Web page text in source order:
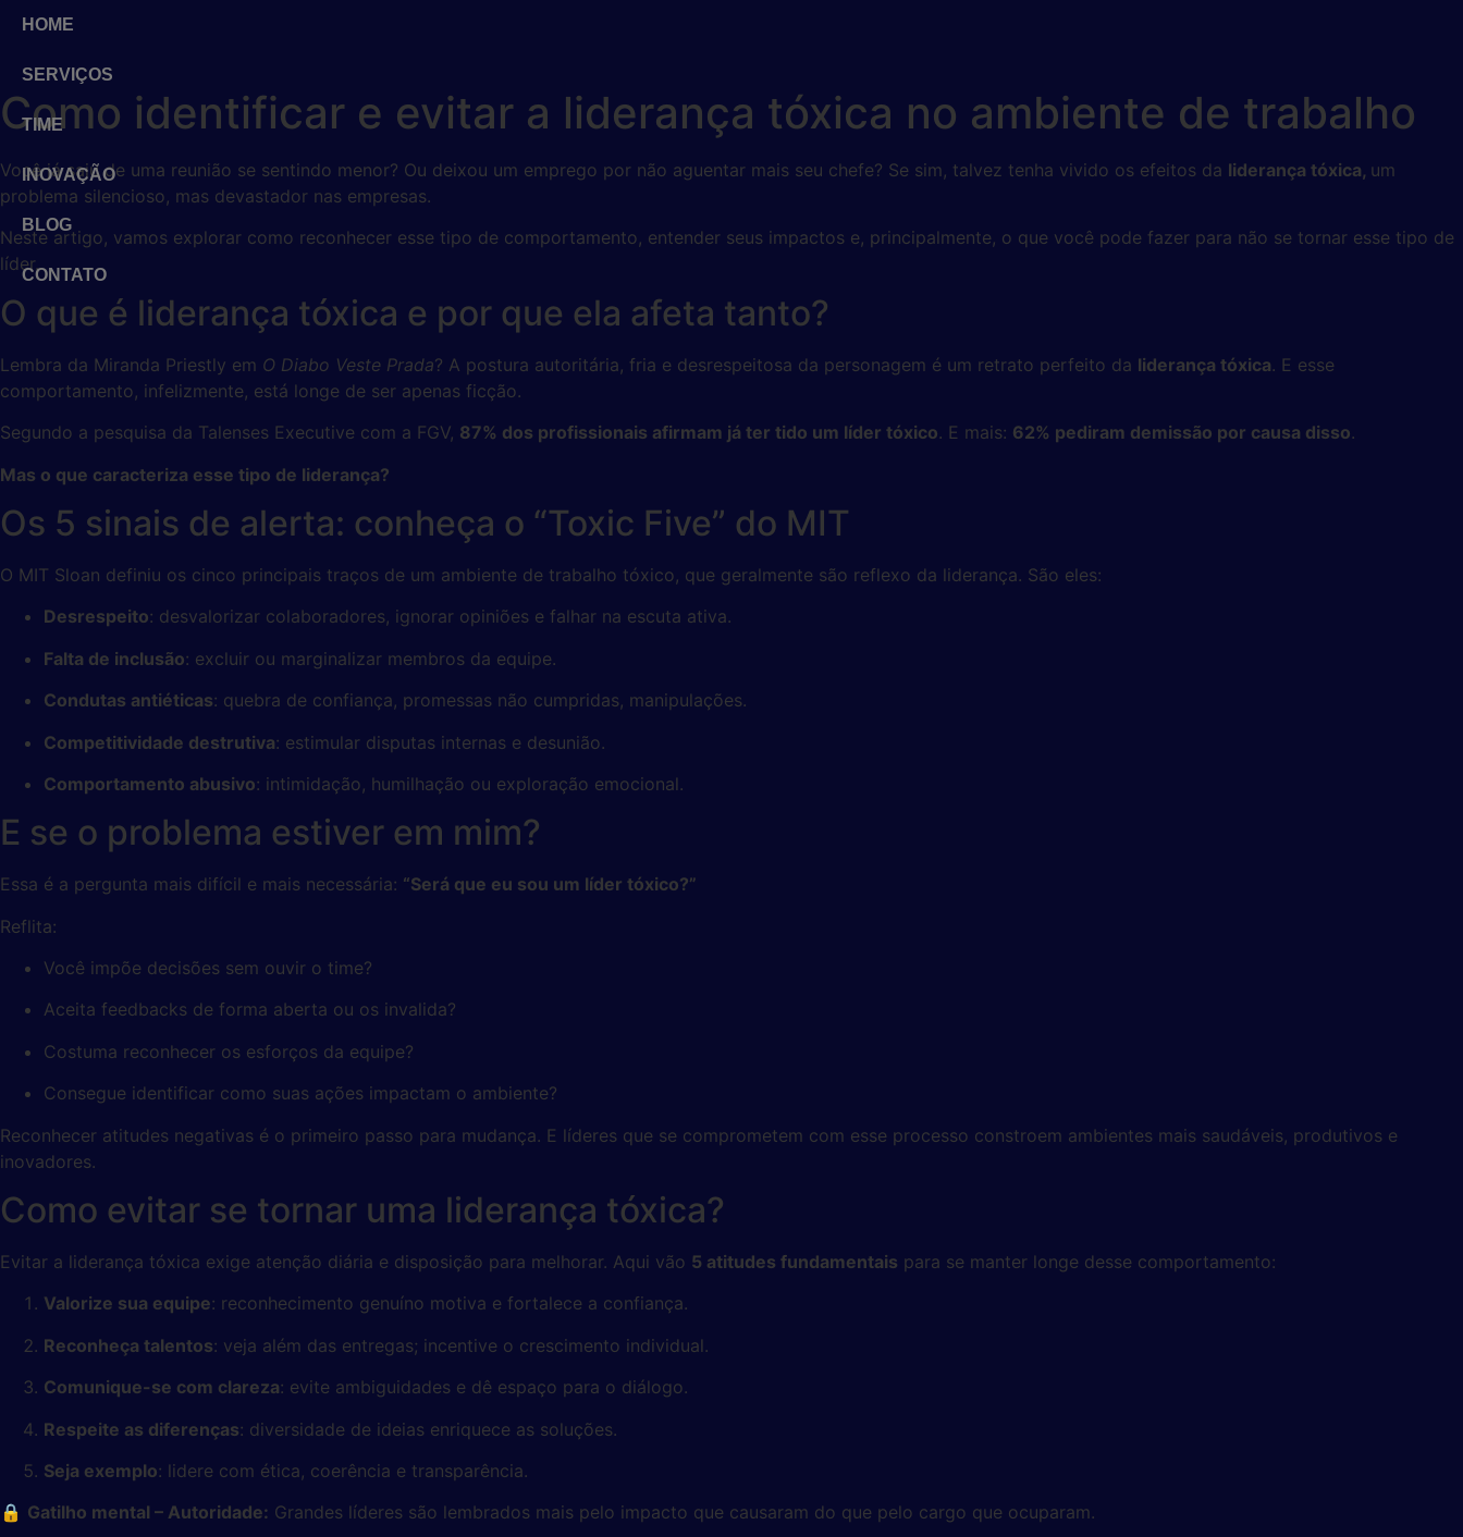
HOME
SERVIÇOS
TIME
INOVAÇÃO
BLOG
CONTATO
Como identificar e evitar a liderança tóxica no ambiente de trabalho
Você já saiu de uma reunião se sentindo menor? Ou deixou um emprego por não aguentar mais seu chefe? Se sim, talvez tenha vivido os efeitos da liderança tóxica, um
problema silencioso, mas devastador nas empresas.
Neste artigo, vamos explorar como reconhecer esse tipo de comportamento, entender seus impactos e, principalmente, o que você pode fazer para não se tornar esse tipo de
líder.
O que é liderança tóxica e por que ela afeta tanto?
Lembra da Miranda Priestly em O Diabo Veste Prada? A postura autoritária, fria e desrespeitosa da personagem é um retrato perfeito da liderança tóxica. E esse
comportamento, infelizmente, está longe de ser apenas ficção.
Segundo a pesquisa da Talenses Executive com a FGV, 87% dos profissionais afirmam já ter tido um líder tóxico. E mais: 62% pediram demissão por causa disso.
Mas o que caracteriza esse tipo de liderança?
Os 5 sinais de alerta: conheça o “Toxic Five” do MIT
O MIT Sloan definiu os cinco principais traços de um ambiente de trabalho tóxico, que geralmente são reflexo da liderança. São eles:
Desrespeito: desvalorizar colaboradores, ignorar opiniões e falhar na escuta ativa.
Falta de inclusão: excluir ou marginalizar membros da equipe.
Condutas antiéticas: quebra de confiança, promessas não cumpridas, manipulações.
Competitividade destrutiva: estimular disputas internas e desunião.
Comportamento abusivo: intimidação, humilhação ou exploração emocional.
E se o problema estiver em mim?
Essa é a pergunta mais difícil e mais necessária: “Será que eu sou um líder tóxico?”
Reflita:
Você impõe decisões sem ouvir o time?
Aceita feedbacks de forma aberta ou os invalida?
Costuma reconhecer os esforços da equipe?
Consegue identificar como suas ações impactam o ambiente?
Reconhecer atitudes negativas é o primeiro passo para mudança. E líderes que se comprometem com esse processo constroem ambientes mais saudáveis, produtivos e
inovadores.
Como evitar se tornar uma liderança tóxica?
Evitar a liderança tóxica exige atenção diária e disposição para melhorar. Aqui vão 5 atitudes fundamentais para se manter longe desse comportamento:
Valorize sua equipe: reconhecimento genuíno motiva e fortalece a confiança.
Reconheça talentos: veja além das entregas; incentive o crescimento individual.
Comunique-se com clareza: evite ambiguidades e dê espaço para o diálogo.
Respeite as diferenças: diversidade de ideias enriquece as soluções.
Seja exemplo: lidere com ética, coerência e transparência.
🔒 Gatilho mental – Autoridade: Grandes líderes são lembrados mais pelo impacto que causaram do que pelo cargo que ocuparam.